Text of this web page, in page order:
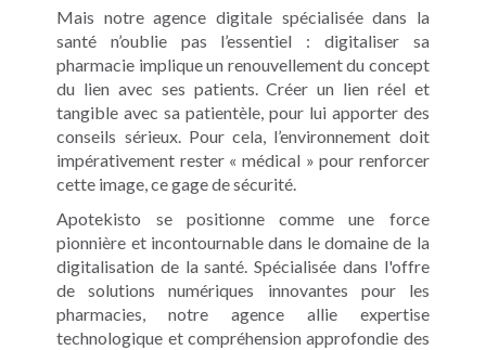
Mais notre agence digitale spécialisée dans la
santé n’oublie pas l’essentiel : digitaliser sa
pharmacie implique un renouvellement du concept
du lien avec ses patients. Créer un lien réel et
tangible avec sa patientèle, pour lui apporter des
conseils sérieux. Pour cela, l’environnement doit
impérativement rester « médical » pour renforcer
cette image, ce gage de sécurité.
Apotekisto se positionne comme une force
pionnière et incontournable dans le domaine de la
digitalisation de la santé. Spécialisée dans l'offre
de solutions numériques innovantes pour les
pharmacies, notre agence allie expertise
technologique et compréhension approfondie des